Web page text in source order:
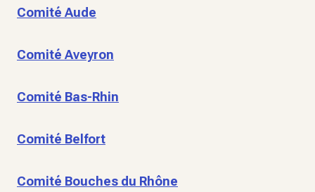
Comité Aude
Comité Aveyron
Comité Bas-Rhin
Comité Belfort
Comité Bouches du Rhône